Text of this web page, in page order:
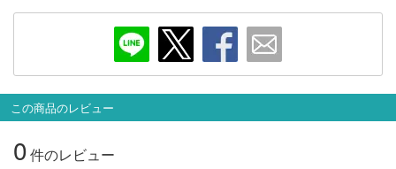
Infomation
ヘルプページ
お問い合せ
この商品のレビュー
0件のレビュー